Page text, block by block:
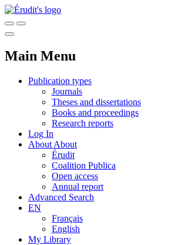
Main Menu
Publication types
Journals
Theses and dissertations
Books and proceedings
Research reports
Log In
About About
Érudit
Coalition Publica
Open access
Annual report
Advanced Search
EN
Français
English
My Library